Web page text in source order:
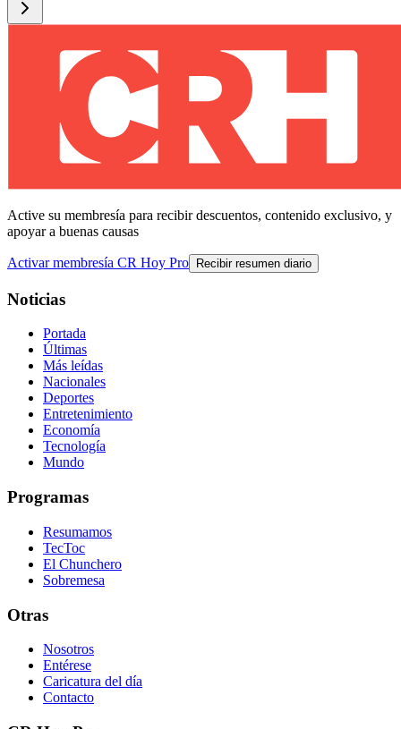
Active su membresía para recibir descuentos, contenido exclusivo, y
apoyar a buenas causas
Activar membresía CR Hoy Pro Recibir resumen diario
Noticias
Portada
Últimas
Más leídas
Nacionales
Deportes
Entretenimiento
Economía
Tecnología
Mundo
Programas
Resumamos
TecToc
El Chunchero
Sobremesa
Otras
Nosotros
Entérese
Caricatura del día
Contacto